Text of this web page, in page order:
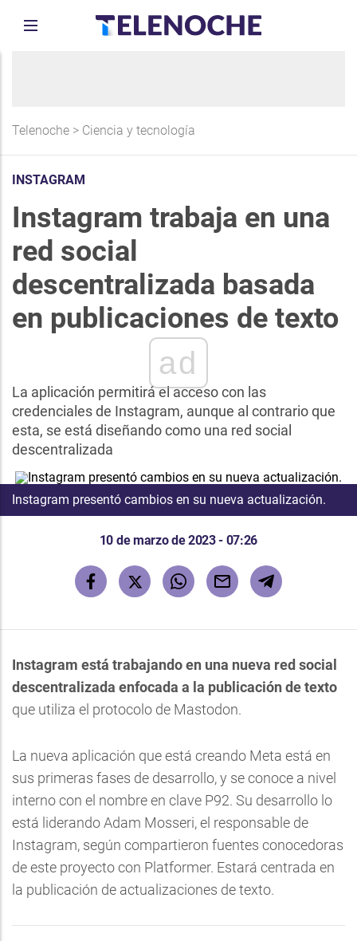
Telenoche > Ciencia y tecnología
INSTAGRAM
Instagram trabaja en una
red social
descentralizada basada
en publicaciones de texto
ad
La aplicación permitirá el acceso con las
credenciales de Instagram, aunque al contrario que
esta, se está diseñando como una red social
descentralizada
Instagram presentó cambios en su nueva actualización.
10 de marzo de 2023 - 07:26
Instagram está trabajando en una nueva red social
descentralizada enfocada a la publicación de texto
que utiliza el protocolo de Mastodon.
La nueva aplicación que está creando Meta está en
sus primeras fases de desarrollo, y se conoce a nivel
interno con el nombre en clave P92. Su desarrollo lo
está liderando Adam Mosseri, el responsable de
Instagram, según compartieron fuentes conocedoras
de este proyecto con Platformer. Estará centrada en
la publicación de actualizaciones de texto.